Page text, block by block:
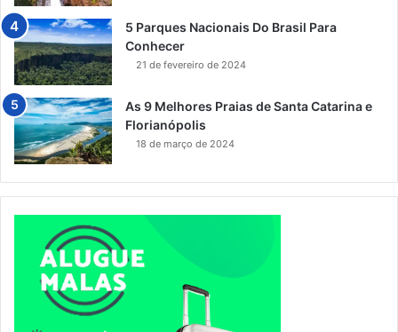
5 Parques Nacionais Do Brasil Para
Conhecer
21 de fevereiro de 2024
As 9 Melhores Praias de Santa Catarina e
Florianópolis
18 de março de 2024